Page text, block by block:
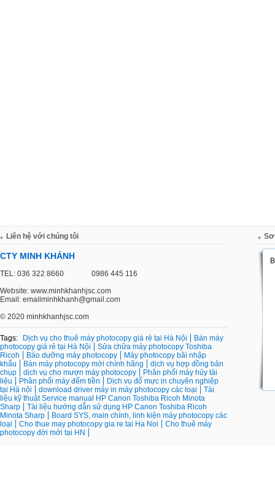
Liên hệ với chúng tôi
CTY MINH KHÁNH
TEL: 036 322 8660 0986 445 116
Website: www.minhkhanhjsc.com
Email: emailminhkhanh@gmail.com
© 2020 minhkhanhjsc.com
Tags: Dịch vụ cho thuê máy photocopy giá rẻ tại Hà Nội
Bán máy
photocopy giá rẻ tại Hà Nội
Sửa chữa máy photocopy Toshiba
Ricoh
Bảo dưỡng máy photocopy
Máy photocopy bãi nhập
khẩu
Bán máy photocopy mới chính hãng
dịch vụ hợp đồng bản
chụp
dịch vụ cho mượn máy photocopy
Phân phối máy hủy tài
liệu
Phân phối máy đếm tiền
Dịch vụ đổ mực in chuyên nghiệp
tại Hà nội
download driver máy in máy photocopy các loại
Tài
liệu kỹ thuật Service manual HP Canon Toshiba Ricoh Minota
Sharp
Tài liệu hướng dẫn sử dụng HP Canon Toshiba Ricoh
Minota Sharp
Board SYS, main chính, linh kiện máy photocopy các
loại
Cho thue may photocopy gia re tai Ha Noi
Cho thuê máy
photocopy đời mới tại HN